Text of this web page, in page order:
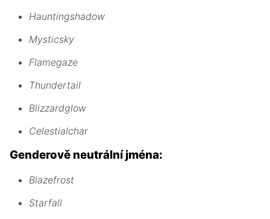
Hauntingshadow
Mysticsky
Flamegaze
Thundertail
Blizzardglow
Celestialchar
Genderově neutrální jména:
Blazefrost
Starfall